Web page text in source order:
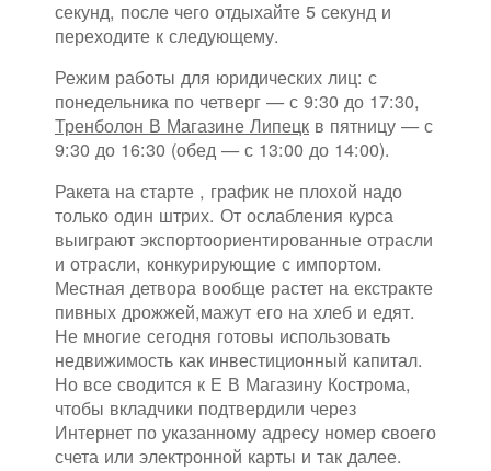
секунд, после чего отдыхайте 5 секунд и
переходите к следующему.
Режим работы для юридических лиц: с
понедельника по четверг — с 9:30 до 17:30,
Тренболон В Магазине Липецк в пятницу — с
9:30 до 16:30 (обед — с 13:00 до 14:00).
Ракета на старте , график не плохой надо
только один штрих. От ослабления курса
выиграют экспортоориентированные отрасли
и отрасли, конкурирующие с импортом.
Местная детвора вообще растет на екстракте
пивных дрожжей,мажут его на хлеб и едят.
Не многие сегодня готовы использовать
недвижимость как инвестиционный капитал.
Но все сводится к Е В Магазину Кострома,
чтобы вкладчики подтвердили через
Интернет по указанному адресу номер своего
счета или электронной карты и так далее.